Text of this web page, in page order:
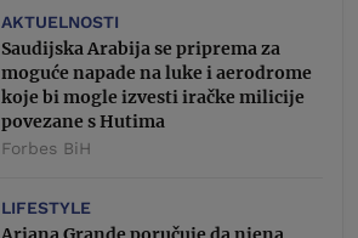
AKTUELNOSTI
Saudijska Arabija se priprema za
moguće napade na luke i aerodrome
koje bi mogle izvesti iračke milicije
povezane s Hutima
Forbes BiH
LIFESTYLE